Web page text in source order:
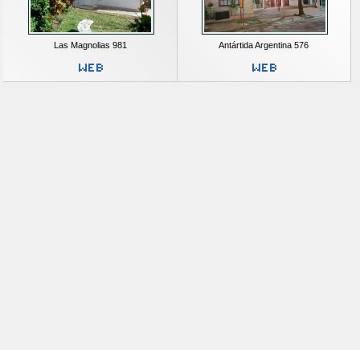
Las Magnolias 981 Antártida Argentina 576